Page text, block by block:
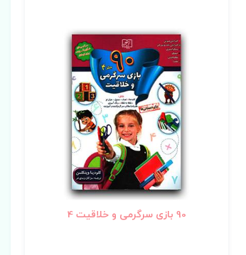
90 بازی سرگرمی و خلاقیت 4